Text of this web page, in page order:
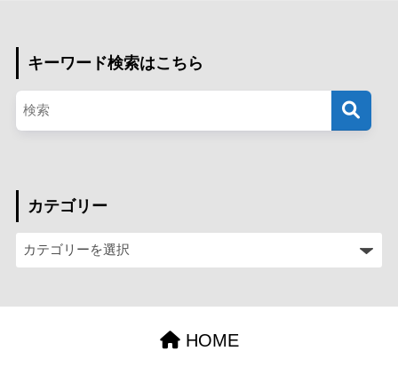
キーワード検索はこちら
カテゴリー
HOME